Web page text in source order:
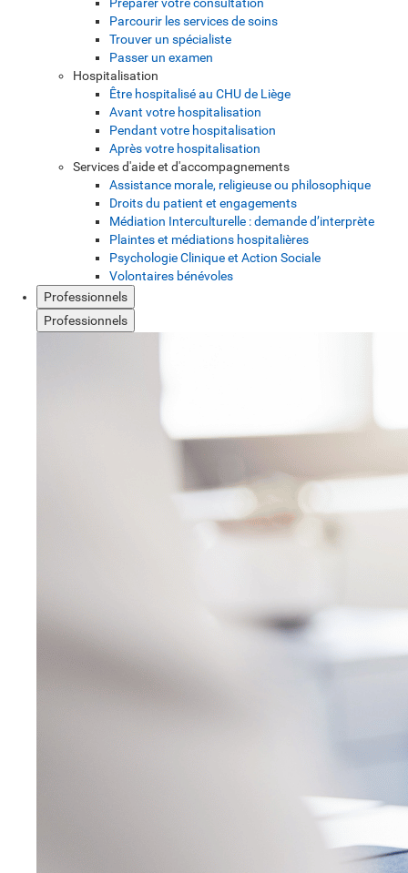
Parcourir les services de soins
Trouver un spécialiste
Passer un examen
Hospitalisation
Être hospitalisé au CHU de Liège
Avant votre hospitalisation
Pendant votre hospitalisation
Après votre hospitalisation
Services d'aide et d'accompagnements
Assistance morale, religieuse ou philosophique
Droits du patient et engagements
Médiation Interculturelle : demande d’interprète
Plaintes et médiations hospitalières
Psychologie Clinique et Action Sociale
Volontaires bénévoles
Professionnels
Professionnels